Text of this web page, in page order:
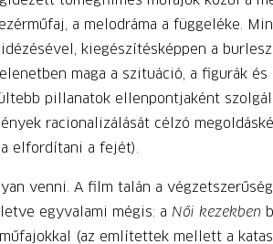
a melodráma a függeléke.
kiegészítésképpen a
maga a szituáció, a figurák
pillanatok ellenpontjaként
racionalizálását célzó
elfordítani a fejét).
venni. A film talán a
egyvalami mégis: a Női kezekben
(az említettek mellett a